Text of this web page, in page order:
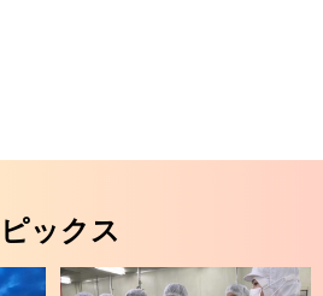
ックス